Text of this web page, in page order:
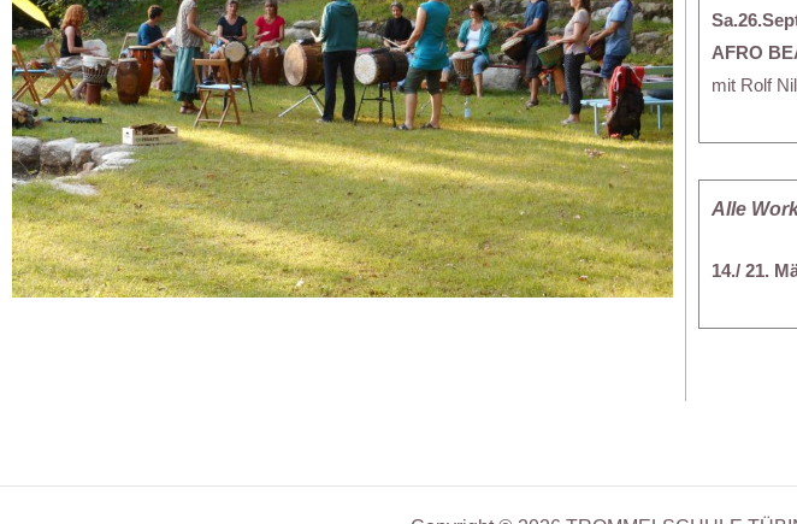
AFRO
mit Rolf
Alle
14./ 21.